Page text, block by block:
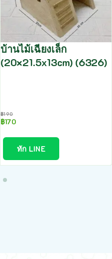
บ้านไม้เฉียงเล็ก
(20×21.5x13cm) (6326)
฿190
฿170
ทัก LINE